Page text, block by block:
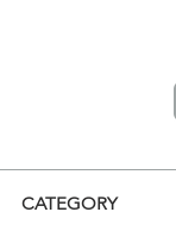
CATEGORY